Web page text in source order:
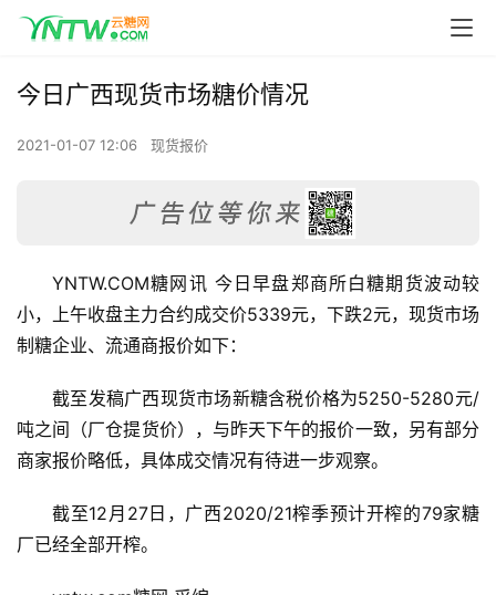
今日广西现货市场糖价情况
2021-01-07 12:06 现货报价
YNTW.COM糖网讯 今日早盘郑商所白糖期货波动较
小，上午收盘主力合约成交价5339元，下跌2元，现货市场
制糖企业、流通商报价如下：
截至发稿广西现货市场新糖含税价格为5250-5280元/
吨之间（厂仓提货价），与昨天下午的报价一致，另有部分
商家报价略低，具体成交情况有待进一步观察。
截至12月27日，广西2020/21榨季预计开榨的79家糖
厂已经全部开榨。